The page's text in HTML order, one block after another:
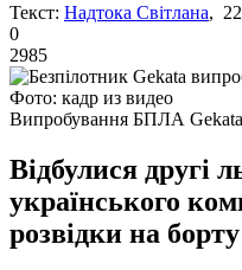
Текст: Надтока Світлана,
0
2985
Фото: кадр из видео
Випробування БПЛА Gekata
Відбулися другі
українського
розвідки на